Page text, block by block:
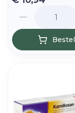
Bestel